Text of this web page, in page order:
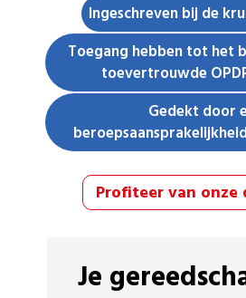
Ingeschreven bij de
Toegang hebben tot het
toevertrouwde
Gedekt door
Profiteer van onze
Je